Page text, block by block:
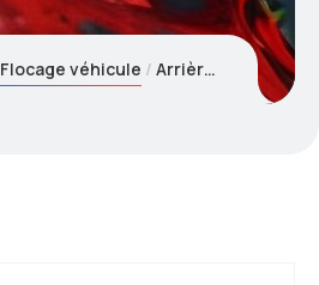
Flocage véhicule Arrière véhicule – Conception graphique pour flocage véhicule